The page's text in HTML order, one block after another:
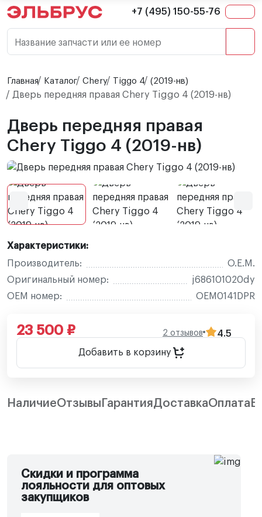
+7 (495) 150-55-76
Название запчасти или ее номер
Главная Каталог Chery Tiggo 4 (2019-нв)
Дверь передняя правая Chery Tiggo 4 (2019-нв)
Дверь передняя правая
Chery Tiggo 4 (2019-нв)
Характеристики:
Производитель:
O.E.M.
Оригинальный номер:
j686101020dy
OEM номер:
OEM0141DPR
23 500 ₽ 2 отзывов
4.5
Добавить в корзину
НаличиеОтзывы ГарантияДоставкаОплата
Скидки и программа
лояльности для оптовых
закупщиков